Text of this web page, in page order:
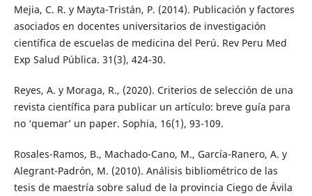
Mejia, C. R. y Mayta-Tristán, P. (2014). Publicación y factores
asociados en docentes universitarios de investigación
científica de escuelas de medicina del Perú. Rev Peru Med
Exp Salud Pública. 31(3), 424-30.
Reyes, A. y Moraga, R., (2020). Criterios de selección de una
revista científica para publicar un artículo: breve guía para
no ‘quemar’ un paper. Sophia, 16(1), 93-109.
Rosales-Ramos, B., Machado-Cano, M., García-Ranero, A. y
Alegrant-Padrón, M. (2010). Análisis bibliométrico de las
tesis de maestría sobre salud de la provincia Ciego de Ávila